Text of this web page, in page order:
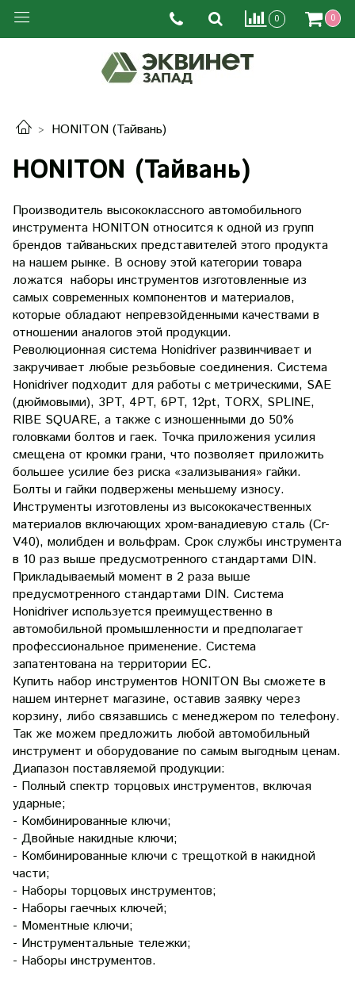
0 0
HONITON (Тайвань)
HONITON (Тайвань)
Производитель высококлассного автомобильного
инструмента HONITON относится к одной из групп
брендов тайваньских представителей этого продукта
на нашем рынке. В основу этой категории товара
ложатся наборы инструментов изготовленные из
самых современных компонентов и материалов,
которые обладают непревзойденными качествами в
отношении аналогов этой продукции.
Революционная система Honidriver развинчивает и
закручивает любые резьбовые соединения. Система
Honidriver подходит для работы с метрическими, SAE
(дюймовыми), 3PT, 4PT, 6PT, 12pt, TORX, SPLINE,
RIBE SQUARE, а также с изношенными до 50%
головками болтов и гаек. Точка приложения усилия
смещена от кромки грани, что позволяет приложить
большее усилие без риска «зализывания» гайки.
Болты и гайки подвержены меньшему износу.
Инструменты изготовлены из высококачественных
материалов включающих хром-ванадиевую сталь (Cr-
V40), молибден и вольфрам. Срок службы инструмента
в 10 раз выше предусмотренного стандартами DIN.
Прикладываемый момент в 2 раза выше
предусмотренного стандартами DIN. Система
Honidriver используется преимущественно в
автомобильной промышленности и предполагает
профессиональное применение. Система
запатентована на территории ЕС.
Купить набор инструментов HONITON Вы сможете в
нашем интернет магазине, оставив заявку через
корзину, либо связавшись с менеджером по телефону.
Так же можем предложить любой автомобильный
инструмент и оборудование по самым выгодным ценам.
Диапазон поставляемой продукции:
- Полный спектр торцовых инструментов, включая
ударные;
- Комбинированные ключи;
- Двойные накидные ключи;
- Комбинированные ключи с трещоткой в накидной
части;
- Наборы торцовых инструментов;
- Наборы гаечных ключей;
- Моментные ключи;
- Инструментальные тележки;
- Наборы инструментов.